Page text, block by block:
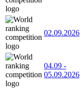
02.09.2026
04.09 -
05.09.2026